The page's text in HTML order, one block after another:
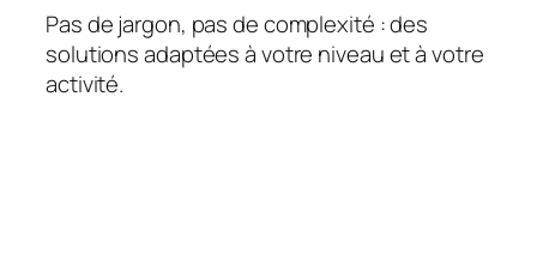
Pas de jargon, pas de complexité : des
solutions adaptées à votre niveau et à votre
activité.